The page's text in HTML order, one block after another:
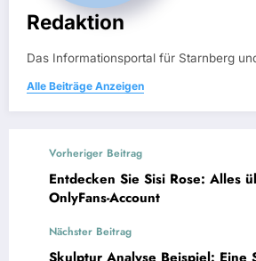
Redaktion
Das Informationsportal für Starnberg
Alle Beiträge Anzeigen
Vorheriger Beitrag
Entdecken Sie Sisi Rose: Alles
OnlyFans-Account
Nächster Beitrag